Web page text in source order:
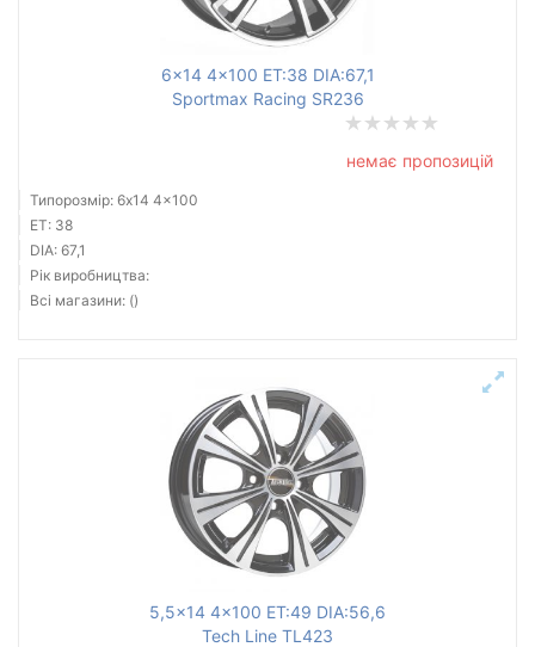
6x14 4x100 ET:38 DIA:67,1
Sportmax Racing SR236
немає пропозицій
Типорозмір: 6x14 4x100
ET: 38
DIA: 67,1
Рік виробництва:
Всі магазини: ()
5,5x14 4x100 ET:49 DIA:56,6
Tech Line TL423
до
Тип диска